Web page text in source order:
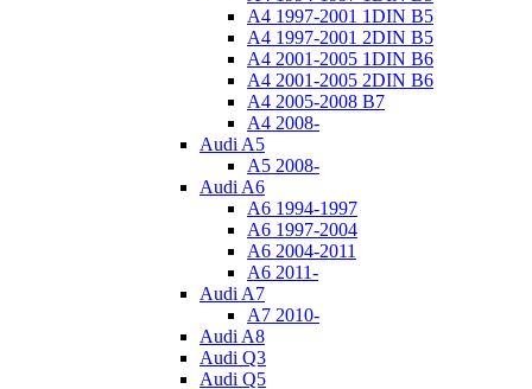
A4 1997-2001 1DIN B5
A4 1997-2001 2DIN B5
A4 2001-2005 1DIN B6
A4 2001-2005 2DIN B6
A4 2005-2008 B7
A4 2008-
Audi A5
A5 2008-
Audi A6
A6 1994-1997
A6 1997-2004
A6 2004-2011
A6 2011-
Audi A7
A7 2010-
Audi A8
Audi Q3
Audi Q5